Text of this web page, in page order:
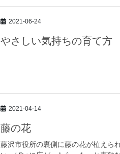
2021-06-24
やさしい気持ちの育て方
2021-04-14
藤の花
藤沢市役所の裏側に藤の花が植えら